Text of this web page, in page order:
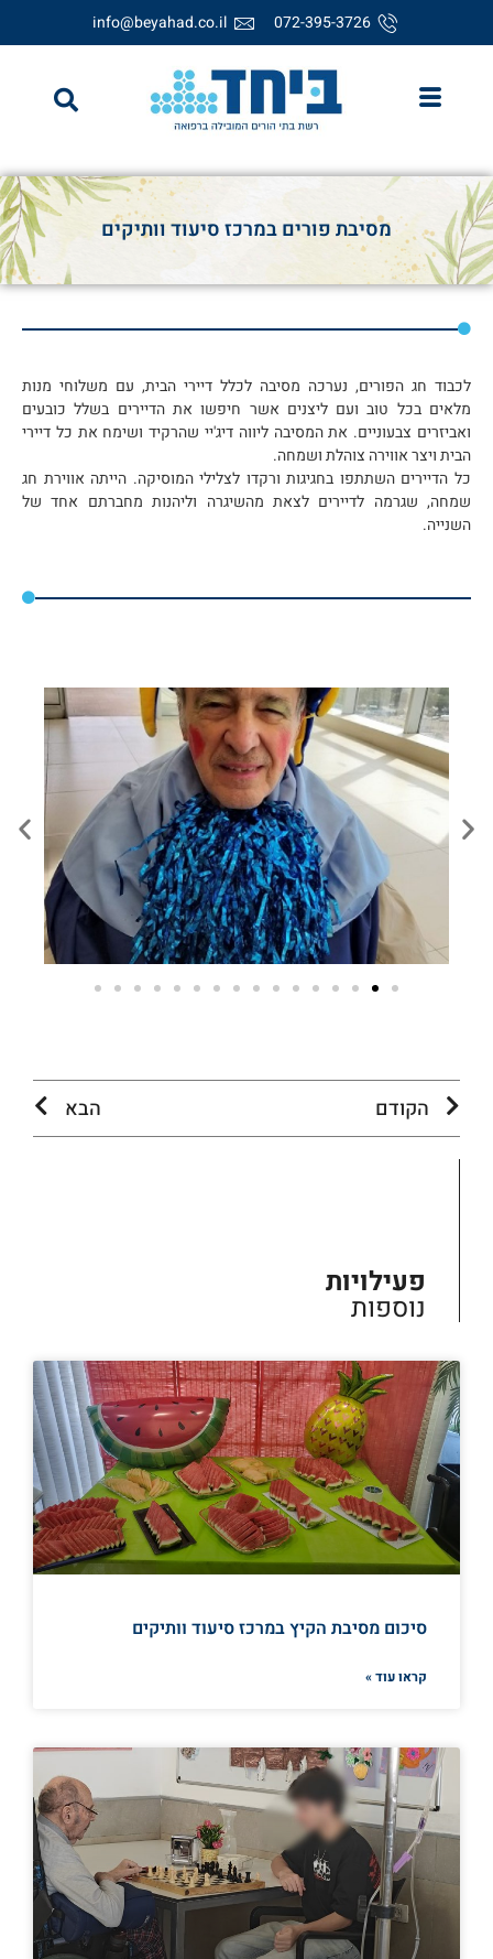
072-395-3726
info@beyahad.co.il
מסיבת פורים במרכז סיעוד וותיקים
לכבוד חג הפורים, נערכה מסיבה לכלל דיירי הבית, עם משלוחי מנות
מלאים בכל טוב ועם ליצנים אשר חיפשו את הדיירים בשלל כובעים
ואביזרים צבעוניים. את המסיבה ליווה דיג'יי שהרקיד ושימח את כל דיירי
הבית ויצר אווירה צוהלת ושמחה.
כל הדיירים השתתפו בחגיגות ורקדו לצלילי המוסיקה. הייתה אווירת חג
שמחה, שגרמה לדיירים לצאת מהשיגרה וליהנות מחברתם אחד של
השנייה.
הקודם הבא
פעילויות
נוספות
סיכום מסיבת הקיץ במרכז סיעוד וותיקים
קראו עוד »